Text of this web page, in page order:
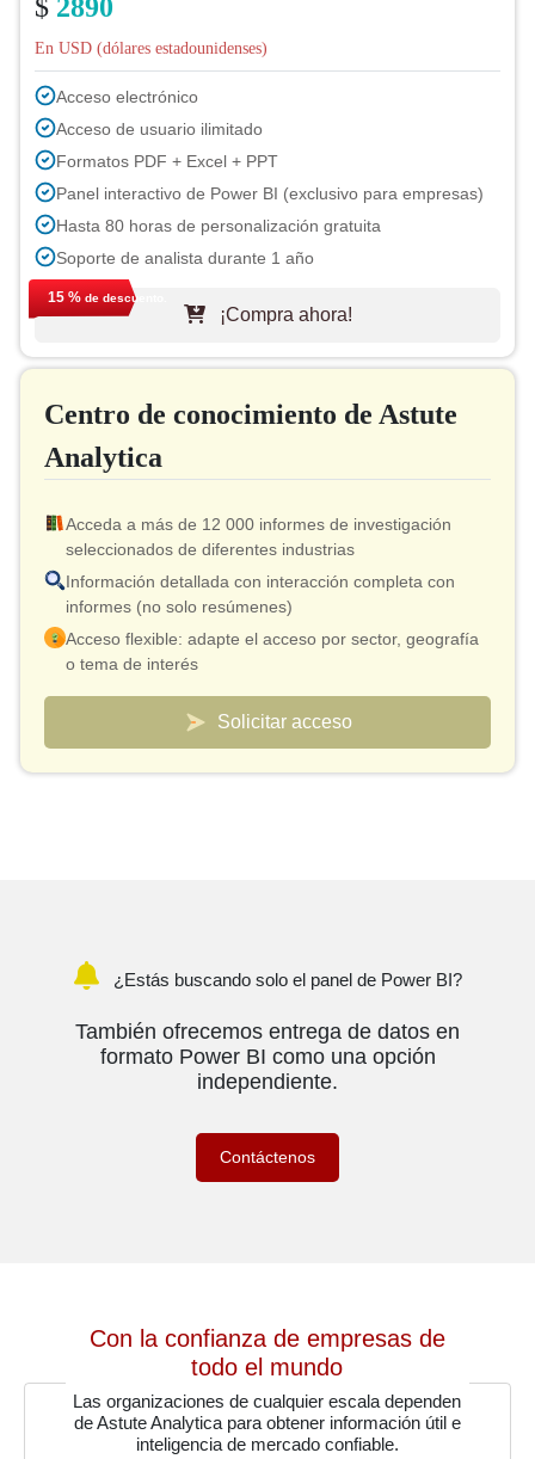
$ 2890
En USD (dólares estadounidenses)
Acceso electrónico
Acceso de usuario ilimitado
Formatos PDF + Excel + PPT
Panel interactivo de Power BI (exclusivo para empresas)
Hasta 80 horas de personalización gratuita
Soporte de analista durante 1 año
Actualización gratuita del informe en el próximo ciclo
Actualización gratuita de la industria (dentro de 180 días)
Hasta 40% de Descuento en Post Compra
15 % de descuento.
¡Compra ahora!
Centro de conocimiento de Astute
Analytica
Acceda a más de 12 000 informes de investigación
seleccionados de diferentes industrias
Información detallada con interacción completa con
informes (no solo resúmenes)
Acceso flexible: adapte el acceso por sector, geografía
o tema de interés
Modelo de precios inteligente: costo efectivo desde tan
solo $10 por informe
Conexión de analista incluida para validación y
aclaraciones rápidas
Solicitar acceso
¿Estás buscando solo el panel de Power BI?
También ofrecemos entrega de datos en
formato Power BI como una opción
independiente.
Contáctenos
Con la confianza de empresas de
todo el mundo
Las organizaciones de cualquier escala dependen
de Astute Analytica para obtener información útil e
inteligencia de mercado confiable.